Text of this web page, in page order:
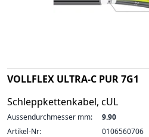
VOLLFLEX ULTRA-C PUR 7G1
Schleppkettenkabel, cUL
Aussendurchmesser mm:
9.90
Artikel-Nr:
0106560706